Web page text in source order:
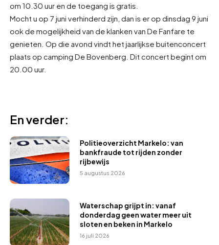
om 10.30 uur en de toegang is gratis.
Mocht u op 7 juni verhinderd zijn, dan is er op dinsdag 9 juni
ook de mogelijkheid van de klanken van De Fanfare te
genieten. Op die avond vindt het jaarlijkse buitenconcert
plaats op camping De Bovenberg. Dit concert begint om
20.00 uur.
En verder:
Politieoverzicht Markelo: van
bankfraude tot rijden zonder
rijbewijs
5 augustus 2026
Waterschap grijpt in: vanaf
donderdag geen water meer uit
sloten en beken in Markelo
16 juli 2026